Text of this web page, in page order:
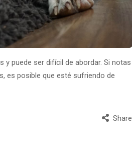
puede ser difícil de abordar. Si notas
es posible que esté sufriendo de
Share